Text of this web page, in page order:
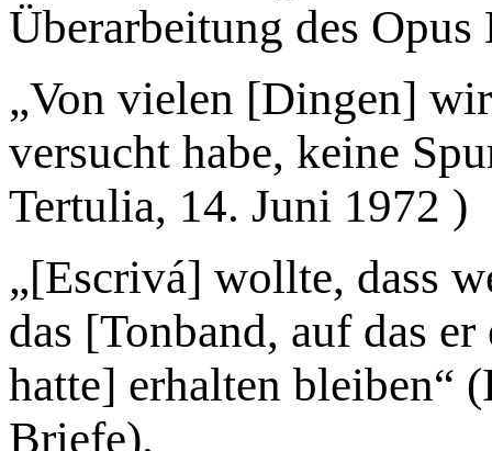
Überarbeitung des Opus
„Von vielen [Dingen]
versucht habe, keine
Tertulia, 14. Juni 1972 )
„[Escrivá] wollte, dass
das [Tonband, auf das
hatte] erhalten bleiben“
Briefe).